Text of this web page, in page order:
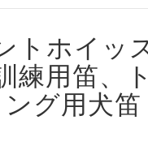
トホイッ
練用笛、
ング用犬笛